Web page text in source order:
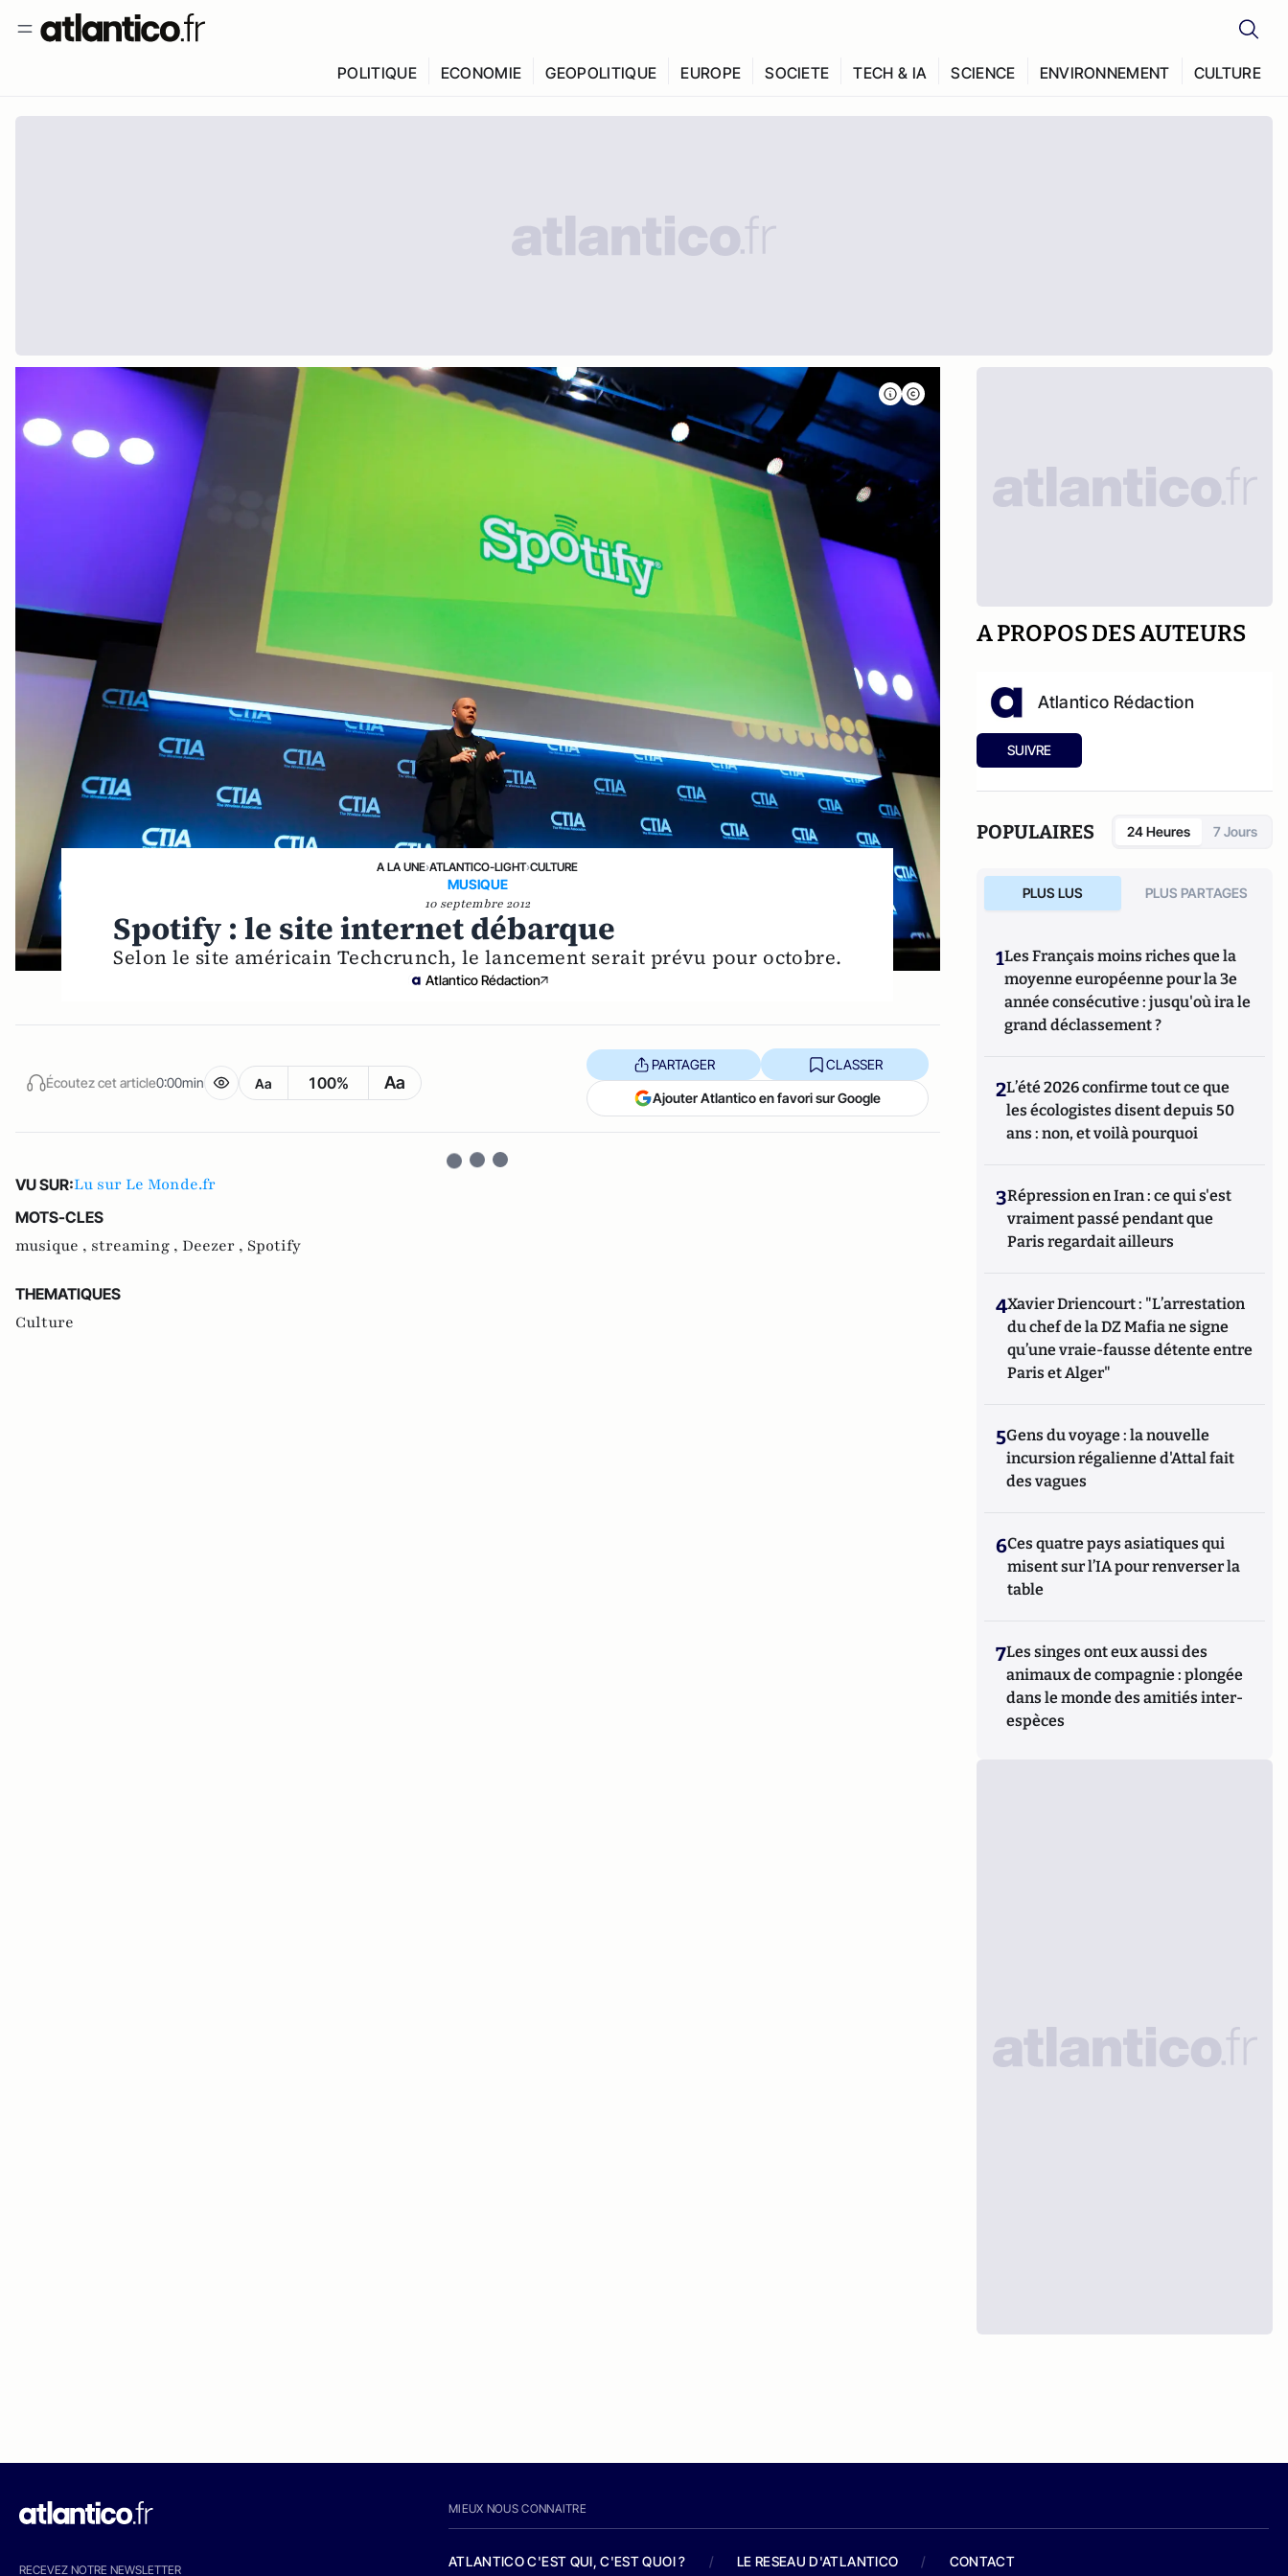
POLITIQUE ECONOMIE GEOPOLITIQUE EUROPE SOCIETE TECH & IA SCIENCE ENVIRONNEMENT CULTURE
A LA UNE›ATLANTICO-LIGHT›CULTURE
MUSIQUE
10 septembre 2012
Spotify : le site internet débarque
Selon le site américain Techcrunch, le lancement serait prévu pour octobre.
Atlantico Rédaction
Écoutez cet article0:00min Aa 100% Aa
PARTAGER CLASSER
Ajouter Atlantico en favori sur Google
VU SUR:Lu sur Le Monde.fr
MOTS-CLES
musique , streaming , Deezer , Spotify
THEMATIQUES
Culture
A PROPOS DES AUTEURS
Atlantico Rédaction
SUIVRE
POPULAIRES 24 Heures 7 Jours
PLUS LUS PLUS PARTAGES
1Les Français moins riches que la
moyenne européenne pour la 3e
année consécutive : jusqu'où ira le
grand déclassement ?
2L’été 2026 confirme tout ce que
les écologistes disent depuis 50
ans : non, et voilà pourquoi
3Répression en Iran : ce qui s'est
vraiment passé pendant que
Paris regardait ailleurs
4Xavier Driencourt : "L’arrestation
du chef de la DZ Mafia ne signe
qu’une vraie-fausse détente entre
Paris et Alger"
5Gens du voyage : la nouvelle
incursion régalienne d'Attal fait
des vagues
6Ces quatre pays asiatiques qui
misent sur l’IA pour renverser la
table
7Les singes ont eux aussi des
animaux de compagnie : plongée
dans le monde des amitiés inter-
espèces
RECEVEZ NOTRE NEWSLETTER
MIEUX NOUS CONNAITRE
ATLANTICO C'EST QUI, C'EST QUOI ? / LE RESEAU D'ATLANTICO / CONTACT